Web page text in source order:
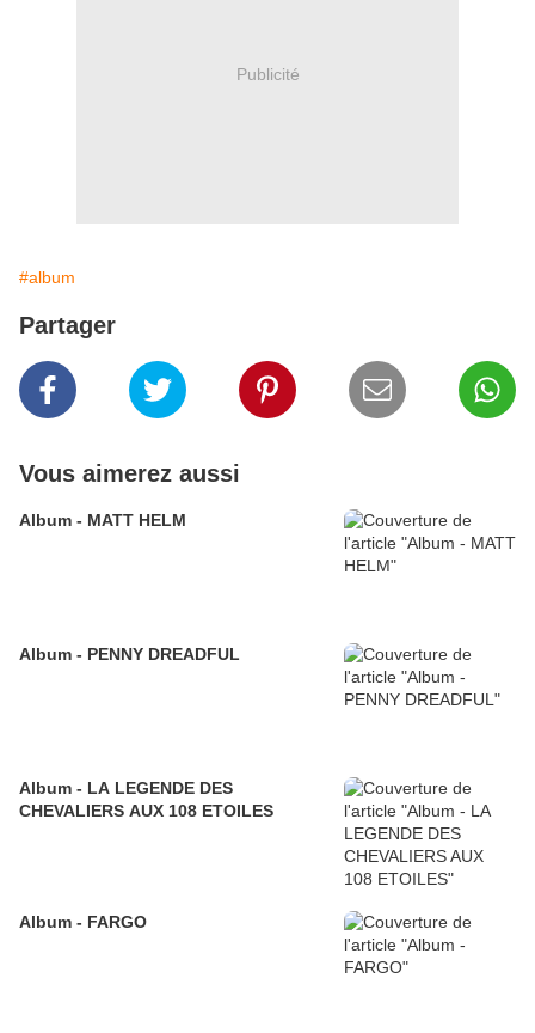
Publicité
#album
Partager
Vous aimerez aussi
Album - MATT HELM
Album - PENNY DREADFUL
Album - LA LEGENDE DES
CHEVALIERS AUX 108 ETOILES
Album - FARGO